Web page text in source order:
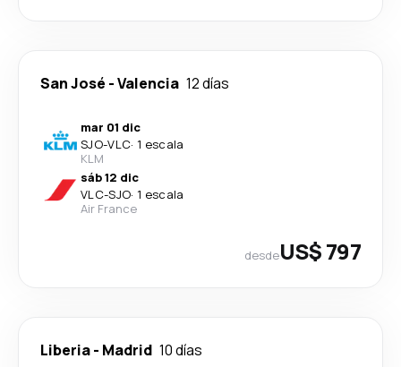
San José -Valencia 12 días
mar 01 dic
SJO-VLC· 1 escala
KLM
sáb 12 dic
VLC-SJO· 1 escala
Air France
desdeUS$ 797
Liberia- Madrid 10 días